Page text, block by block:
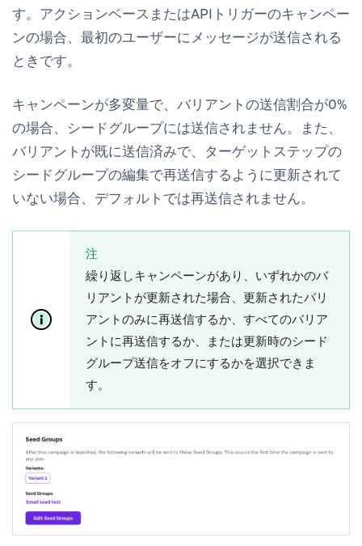
す。アクションベースまたはAPIトリガーのキャンペー
ンの場合、最初のユーザーにメッセージが送信される
ときです。
キャンペーンが多変量で、バリアントの送信割合が0%
の場合、シードグループには送信されません。また、
バリアントが既に送信済みで、 ターゲット ステップの
シードグループの編集で再送信するように更新されて
いない場合、デフォルトでは再送信されません。
注
繰り返しキャンペーンがあり、いずれかのバ
リアントが更新された場合、更新されたバリ
アントのみに再送信するか、すべてのバリア
ントに再送信するか、または更新時のシード
グループ送信をオフにするかを選択できま
す。